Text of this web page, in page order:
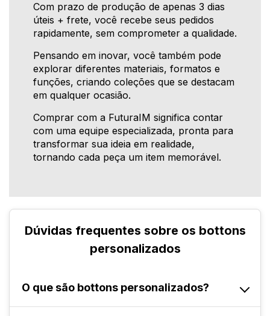
Com prazo de produção de apenas 3 dias
úteis + frete, você recebe seus pedidos
rapidamente, sem comprometer a qualidade.
Pensando em inovar, você também pode
explorar diferentes materiais, formatos e
funções, criando coleções que se destacam
em qualquer ocasião.
Comprar com a FuturaIM significa contar
com uma equipe especializada, pronta para
transformar sua ideia em realidade,
tornando cada peça um item memorável.
Dúvidas frequentes sobre os bottons
personalizados
O que são bottons personalizados?